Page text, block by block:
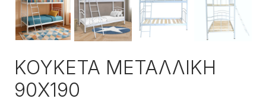
ΚΟΥΚΕΤΑ ΜΕΤΑΛΛΙΚΗ
90Χ190